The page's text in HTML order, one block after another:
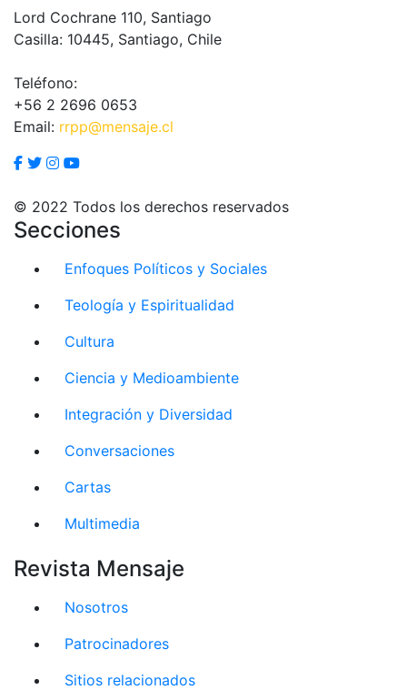
Lord Cochrane 110, Santiago
Casilla: 10445, Santiago, Chile
Teléfono:
+56 2 2696 0653
Email: rrpp@mensaje.cl
© 2022 Todos los derechos reservados
Secciones
Enfoques Políticos y Sociales
Teología y Espiritualidad
Cultura
Ciencia y Medioambiente
Integración y Diversidad
Conversaciones
Cartas
Multimedia
Revista Mensaje
Nosotros
Patrocinadores
Sitios relacionados